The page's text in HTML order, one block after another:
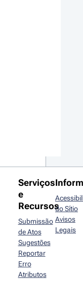
Serviços
e
Recursos
Submissão
de Atos
Sugestões
Reportar
Erro
Atributos
do Sítio
Avisos
Legais